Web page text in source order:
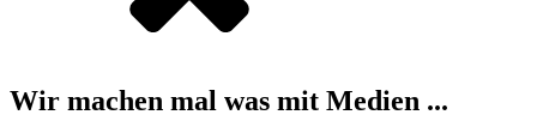
Wir machen mal was mit Medien ...